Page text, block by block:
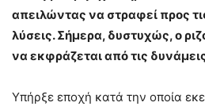
απειλώντας να στραφεί προς
λύσεις. Σήμερα, δυστυχώς, ο
να εκφράζεται από τις
Υπήρξε εποχή κατά την οποία